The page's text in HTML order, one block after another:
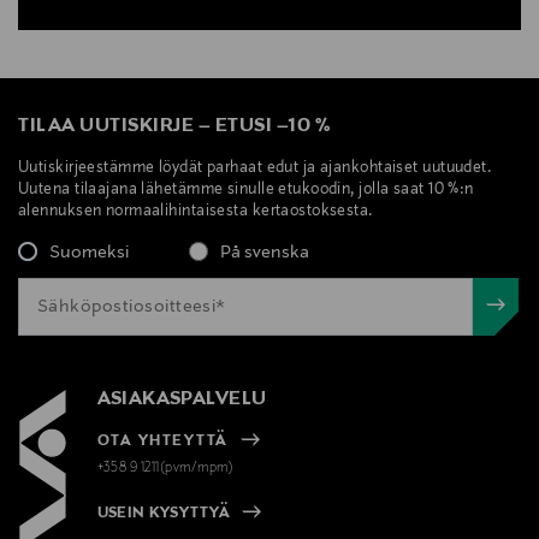
TILAA UUTISKIRJE – ETUSI –10 %
Uutiskirjeestämme löydät parhaat edut ja ajankohtaiset uutuudet.
Uutena tilaajana lähetämme sinulle etukoodin, jolla saat 10 %:n
alennuksen normaalihintaisesta kertaostoksesta.
Suomeksi På svenska
ASIAKASPALVELU
OTA YHTEYTTÄ
+358 9 1211(pvm/mpm)
USEIN KYSYTTYÄ